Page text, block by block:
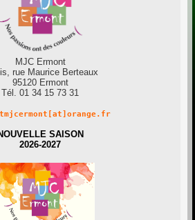
MJC Ermont
rue Maurice Berteaux
95120 Ermont
Tél. 01 34 15 73 31
SAISON
2026-2027